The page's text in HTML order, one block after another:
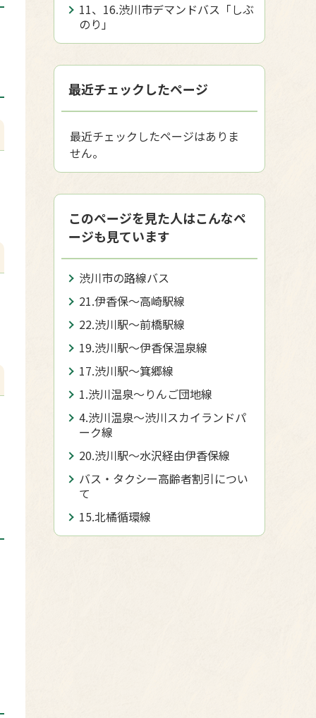
11、16.渋川市デマンドバス「しぶ
のり」
最近チェックしたページ
最近チェックしたページはありま
せん。
このページを見た人はこんなペ
ージも見ています
渋川市の路線バス
21.伊香保～高崎駅線
22.渋川駅～前橋駅線
19.渋川駅～伊香保温泉線
17.渋川駅～箕郷線
1.渋川温泉～りんご団地線
4.渋川温泉～渋川スカイランドパ
ーク線
20.渋川駅～水沢経由伊香保線
バス・タクシー高齢者割引につい
て
15.北橘循環線